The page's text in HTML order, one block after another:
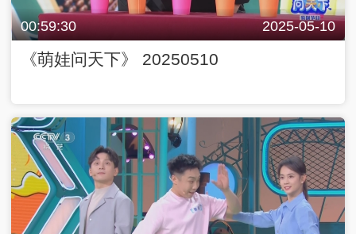
00:59:30 2025-05-10
《萌娃问天下》 20250510